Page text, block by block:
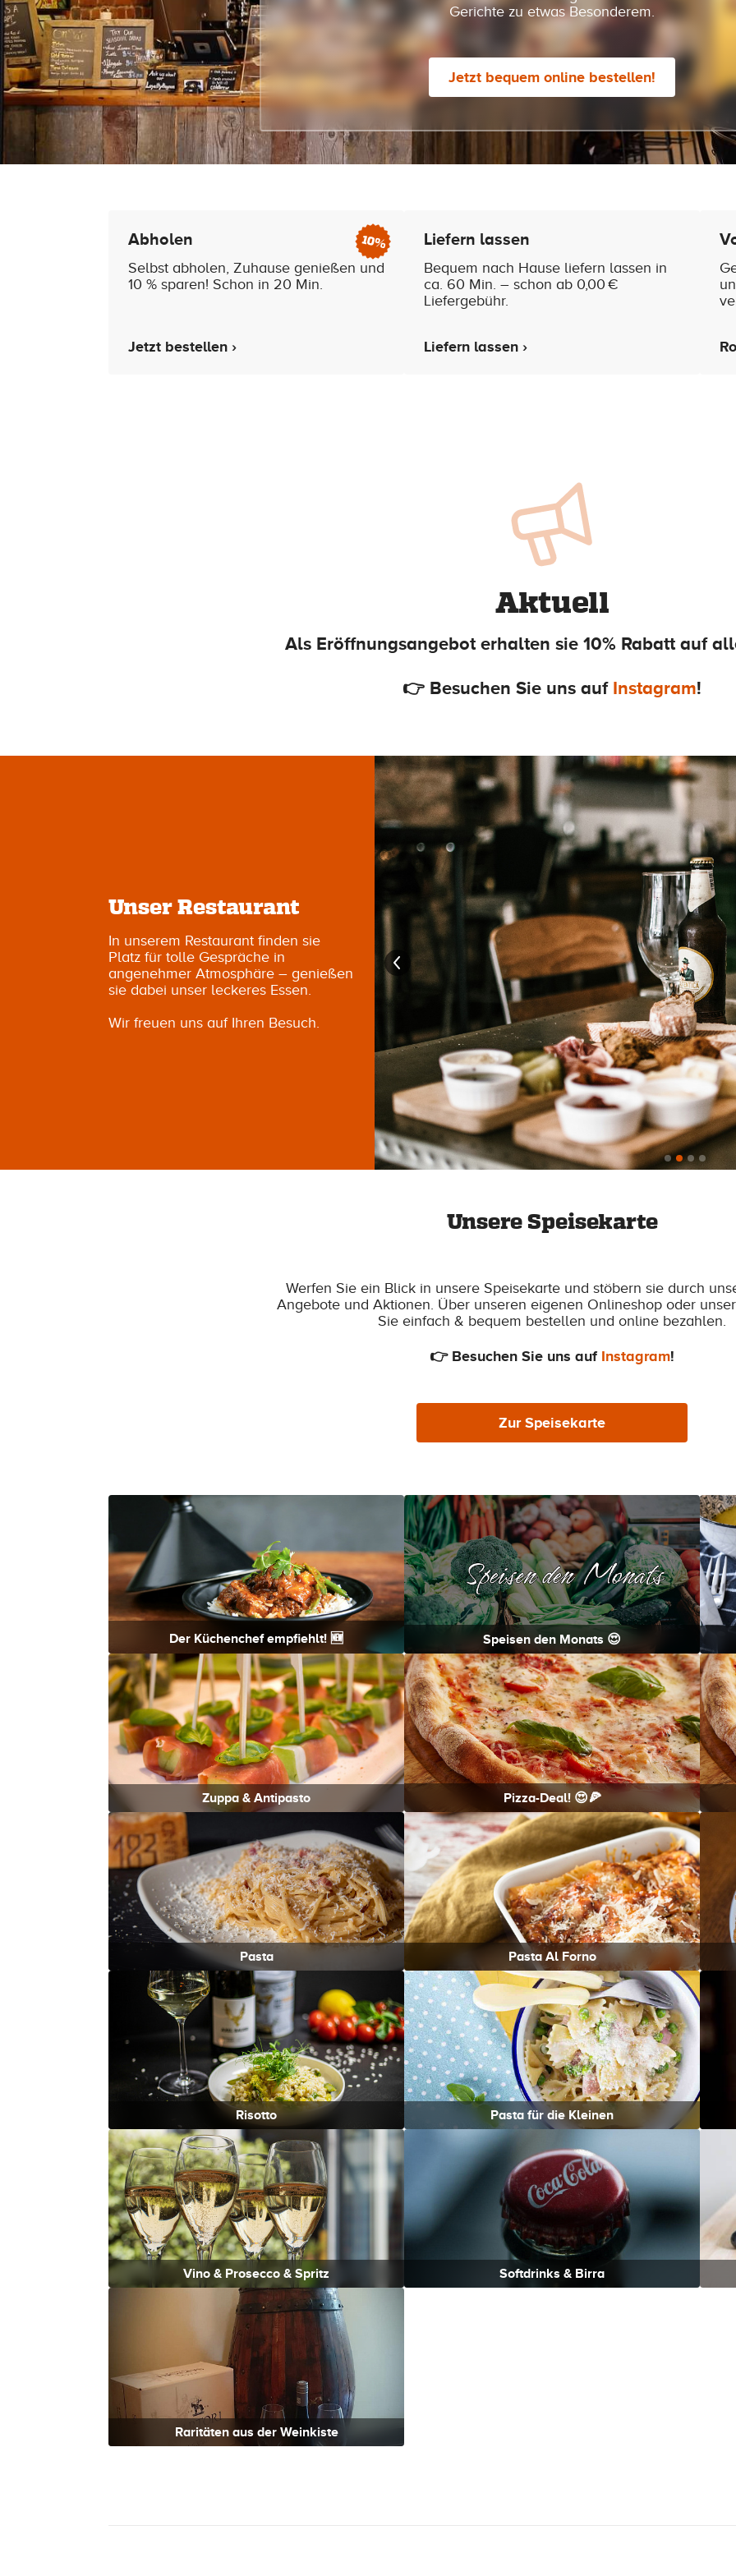
Gerichte zu etwas Besonderem.
Jetzt bequem online bestellen!
Abholen
Selbst abholen, Zuhause genießen und
10 % sparen! Schon in 20 Min.
10%
Jetzt bestellen ›
Liefern lassen
Bequem nach Hause liefern lassen in
ca. 60 Min. – schon ab 0,00 €
Liefergebühr.
Liefern lassen ›
Aktuell
Als Eröffnungsangebot erhalten sie 10% Rabatt auf
👉 Besuchen Sie uns auf Instagram!
Unser Restaurant
In unserem Restaurant finden sie
Platz für tolle Gespräche in
angenehmer Atmosphäre – genießen
sie dabei unser leckeres Essen.
Wir freuen uns auf Ihren Besuch.
Unsere Speisekarte
Werfen Sie ein Blick in unsere Speisekarte und stöbern sie durch
Angebote und Aktionen. Über unseren eigenen Onlineshop oder
Sie einfach & bequem bestellen und online bezahlen.
👉 Besuchen Sie uns auf Instagram!
Zur Speisekarte
Der Küchenchef empfiehlt! 🆕 Speisen den Monats 😍
Zuppa & Antipasto Pizza-Deal! 😍🍕
Pasta Pasta Al Forno
Risotto Pasta für die Kleinen
Vino & Prosecco & Spritz Softdrinks & Birra
Raritäten aus der Weinkiste